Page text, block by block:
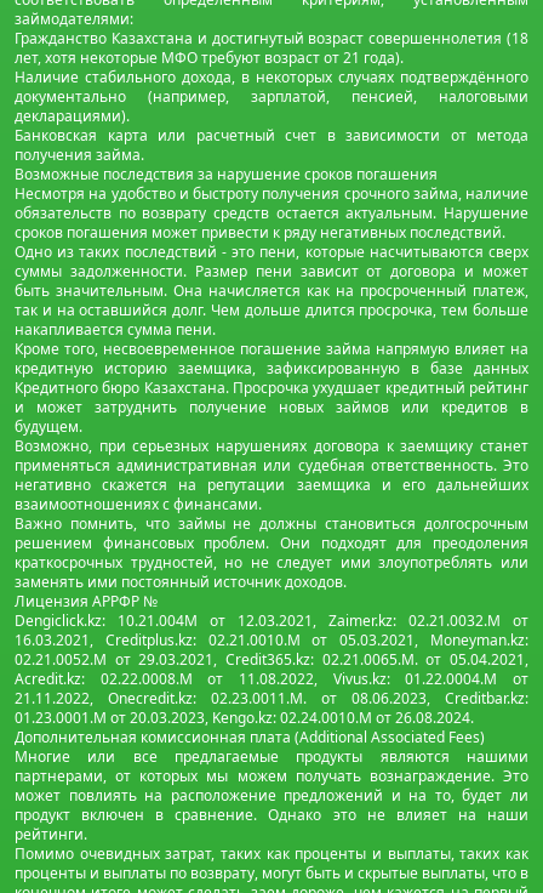
займодателями:
Гражданство Казахстана и достигнутый возраст совершеннолетия (18
лет, хотя некоторые МФО требуют возраст от 21 года).
Наличие стабильного дохода, в некоторых случаях подтверждённого
документально (например, зарплатой, пенсией, налоговыми
декларациями).
Банковская карта или расчетный счет в зависимости от метода
получения займа.
Возможные последствия за нарушение сроков погашения
Несмотря на удобство и быстроту получения срочного займа, наличие
обязательств по возврату средств остается актуальным. Нарушение
сроков погашения может привести к ряду негативных последствий.
Одно из таких последствий - это пени, которые насчитываются сверх
суммы задолженности. Размер пени зависит от договора и может
быть значительным. Она начисляется как на просроченный платеж,
так и на оставшийся долг. Чем дольше длится просрочка, тем больше
накапливается сумма пени.
Кроме того, несвоевременное погашение займа напрямую влияет на
кредитную историю заемщика, зафиксированную в базе данных
Кредитного бюро Казахстана. Просрочка ухудшает кредитный рейтинг
и может затруднить получение новых займов или кредитов в
будущем.
Возможно, при серьезных нарушениях договора к заемщику станет
применяться административная или судебная ответственность. Это
негативно скажется на репутации заемщика и его дальнейших
взаимоотношениях с финансами.
Важно помнить, что займы не должны становиться долгосрочным
решением финансовых проблем. Они подходят для преодоления
краткосрочных трудностей, но не следует ими злоупотреблять или
заменять ими постоянный источник доходов.
Лицензия АРРФР №
Dengiclick.kz: 10.21.004М от 12.03.2021, Zaimer.kz: 02.21.0032.М от
16.03.2021, Creditplus.kz: 02.21.0010.M от 05.03.2021, Moneyman.kz:
02.21.0052.М от 29.03.2021, Credit365.kz: 02.21.0065.M. от 05.04.2021,
Acredit.kz: 02.22.0008.М от 11.08.2022, Vivus.kz: 01.22.0004.M от
21.11.2022, Onecredit.kz: 02.23.0011.M. от 08.06.2023, Creditbar.kz:
01.23.0001.M от 20.03.2023, Kengo.kz: 02.24.0010.М от 26.08.2024.
Дополнительная комиссионная плата (Additional Associated Fees)
Многие или все предлагаемые продукты являются нашими
партнерами, от которых мы можем получать вознаграждение. Это
может повлиять на расположение предложений и на то, будет ли
продукт включен в сравнение. Однако это не влияет на наши
рейтинги.
Помимо очевидных затрат, таких как проценты и выплаты, таких как
проценты и выплаты по возврату, могут быть и скрытые выплаты, что в